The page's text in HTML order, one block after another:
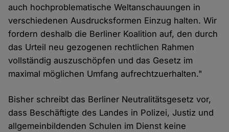
auch hochproblematische Weltanschauungen in
verschiedenen Ausdrucksformen Einzug halten. Wir
fordern deshalb die Berliner Koalition auf, den durch
das Urteil neu gezogenen rechtlichen Rahmen
vollständig auszuschöpfen und das Gesetz im
maximal möglichen Umfang aufrechtzuerhalten."
Bisher schreibt das Berliner Neutralitätsgesetz vor,
dass Beschäftigte des Landes in Polizei, Justiz und
allgemeinbildenden Schulen im Dienst keine